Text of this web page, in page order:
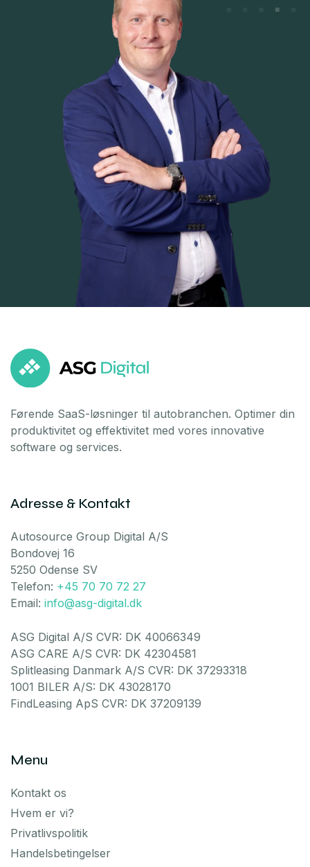
Førende SaaS-løsninger til autobranchen. Optimer din
produktivitet og effektivitet med vores innovative
software og services.
Adresse & Kontakt
Autosource Group Digital A/S
Bondovej 16
5250 Odense SV
Telefon: +45 70 70 72 27
Email: info@asg-digital.dk
ASG Digital A/S CVR: DK 40066349
ASG CARE A/S CVR: DK 42304581
Splitleasing Danmark A/S CVR: DK 37293318
1001 BILER A/S: DK 43028170
FindLeasing ApS CVR: DK 37209139
Menu
Kontakt os
Hvem er vi?
Privatlivspolitik
Handelsbetingelser